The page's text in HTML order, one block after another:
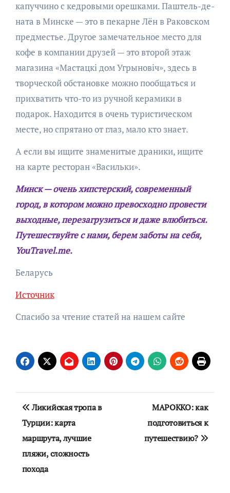
капуччино с кедровыми орешками. Паштель-де-
ната в Минске — это в пекарне Лён в Раковском
предместье. Другое замечательное место для
кофе в компании друзей — это второй этаж
магазина «Мастацкі дом Угрыновіч», здесь в
творческой обстановке можно пообщаться и
прихватить что-то из ручной керамики в
подарок. Находится в очень туристическом
месте, но спрятано от глаз, мало кто знает.
А если вы ищите знаменитые драники, ищите
на карте ресторан «Васильки».
Минск — очень хипстерский, современный
город, в котором можно превосходно провести
выходные, перезагрузиться и даже влюбиться.
Путешествуйте с нами, берем заботы на себя,
YouTravel.me.
Беларусь
Источник
Спасибо за чтение статей на нашем сайте
Навигация
по
записям
Ликийская тропа в
Турции: карта
маршрута, лучшие
пляжи, сложность
похода
МАРОККО: как
подготовиться к
путешествию?